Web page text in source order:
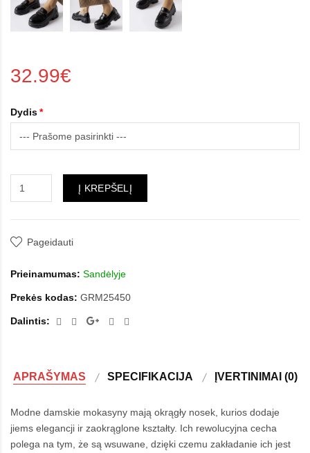
32.99€
Dydis
Į KREPŠELĮ
Pageidauti
Prieinamumas: Sandėlyje
Prekės kodas: GRM25450
Dalintis:
APRAŠYMAS SPECIFIKACIJA ĮVERTINIMAI (0)
Modne damskie mokasyny mają okrągły nosek, kurios dodaje
jiems elegancji ir zaokrąglone kształty. Ich rewolucyjna cecha
polega na tym, że są wsuwane, dzięki czemu zakładanie ich jest